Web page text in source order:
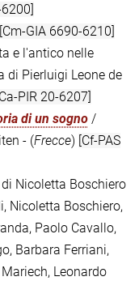
[Cm-GIA 6690-6210]
e l'antico nelle
di Pierluigi Leone de
[Ca-PIR 20-6207]
di un sogno /
- (Frecce) [Cf-PAS
Nicoletta Boschiero
Nicoletta Boschiero,
Paolo Cavallo,
Barbara Ferriani,
Leonardo